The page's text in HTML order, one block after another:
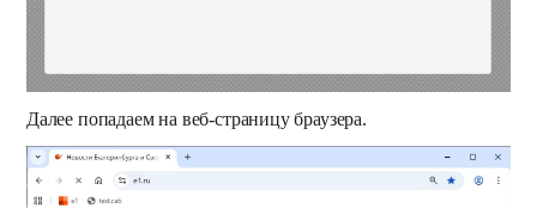
Далее попадаем на веб-страницу браузера.